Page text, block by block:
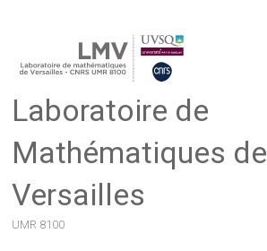
Laboratoire de
Mathématiques de
Versailles
UMR 8100